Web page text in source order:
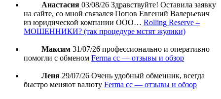
Анастасия 03/08/26 Здравствуйте! Оставила заявку
на сайте, со мной связался Попов Евгений Валерьевич
из юридической компании ООО… Rolling Reserve –
МОШЕННИКИ? (так процедуре мстят жулики)
Максим 31/07/26 профессионально и оперативно
помогли с обменом Ferma cc — отзывы и обзор
Леня 29/07/26 Очень удобный обменник, всегда
быстро меняют валюту Ferma cc — отзывы и обзор